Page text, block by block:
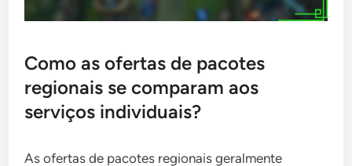
Como as ofertas de pacotes
regionais se comparam aos
serviços individuais?
As ofertas de pacotes regionais geralmente